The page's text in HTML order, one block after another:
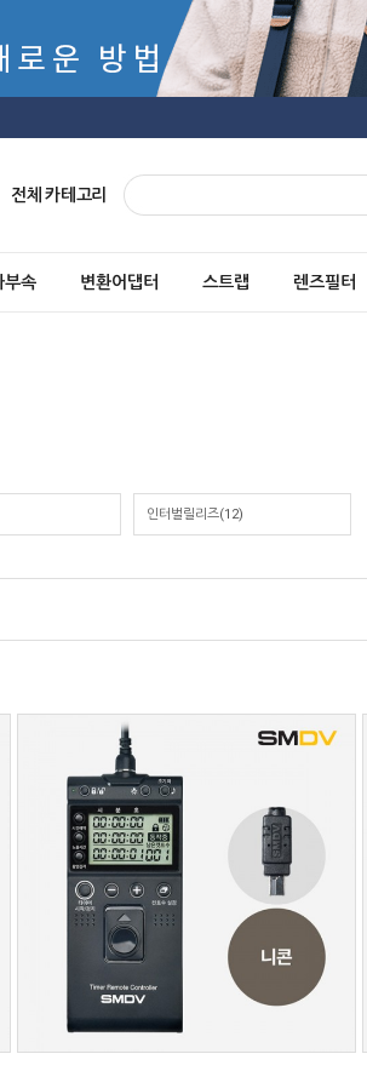
전체 카테고리
부속 변환어댑터 스트랩 렌즈필터
인터벌릴리즈(12)